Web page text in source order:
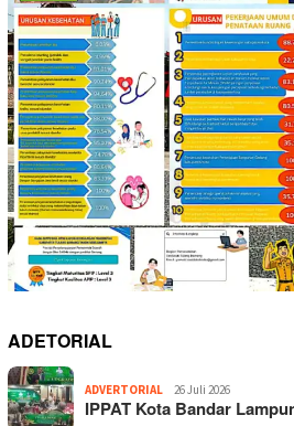
ADETORIAL
ADVERTORIAL 26 Juli 2026
IPPAT Kota Bandar